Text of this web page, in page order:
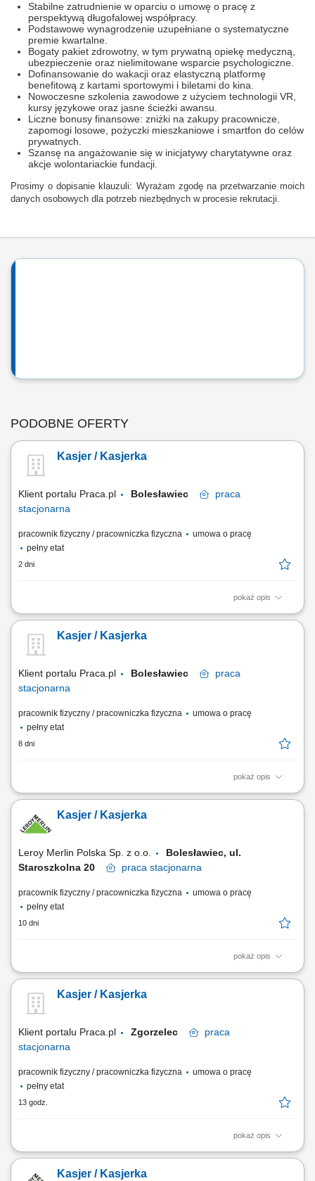
Stabilne zatrudnienie w oparciu o umowę o pracę z
perspektywą długofalowej współpracy.
Podstawowe wynagrodzenie uzupełniane o systematyczne
premie kwartalne.
Bogaty pakiet zdrowotny, w tym prywatną opiekę medyczną,
ubezpieczenie oraz nielimitowane wsparcie psychologiczne.
Dofinansowanie do wakacji oraz elastyczną platformę
benefitową z kartami sportowymi i biletami do kina.
Nowoczesne szkolenia zawodowe z użyciem technologii VR,
kursy językowe oraz jasne ścieżki awansu.
Liczne bonusy finansowe: zniżki na zakupy pracownicze,
zapomogi losowe, pożyczki mieszkaniowe i smartfon do celów
prywatnych.
Szansę na angażowanie się w inicjatywy charytatywne oraz
akcje wolontariackie fundacji.
Prosimy o dopisanie klauzuli: Wyrażam zgodę na przetwarzanie moich
danych osobowych dla potrzeb niezbędnych w procesie rekrutacji.
PODOBNE OFERTY
Kasjer / Kasjerka
Klient portalu Praca.pl Bolesławiec
praca
stacjonarna
pracownik fizyczny / pracowniczka fizyczna
umowa o pracę
pełny etat
2 dni
pokaż opis
Sprawna i uprzejma obsługa klientów podczas finalizacji zakupów.
Przygotowywanie dokumentów sprzedażowych i prowadzenie rozliczeń
kasowych. Informowanie klientów o dostępnych usługach oraz
Kasjer / Kasjerka
Klient portalu Praca.pl Bolesławiec
praca
stacjonarna
pracownik fizyczny / pracowniczka fizyczna
umowa o pracę
pełny etat
8 dni
pokaż opis
Profesjonalna obsługa klientów przy stanowisku kasowym. Realizacja
procedurami. Wystawianie dokumentów sprzedażowych oraz
prawidłowe rozliczanie kasy po zakończeniu zmiany. Udzielanie
Kasjer / Kasjerka
Leroy Merlin Polska Sp. z o.o.
Bolesławiec, ul.
Staroszkolna 20
praca stacjonarna
pracownik fizyczny / pracowniczka fizyczna
umowa o pracę
pełny etat
10 dni
pokaż opis
Jak wygląda proces rekrutacji? Wyślij aplikację i wypełnij ankietę (około
rekruterem. Spotkaj się z przyszłym przełożonym. Oczekuj informacji
zwrotnej - trzymamy kciuki! Jak wygląda organizacja pracy? Pracujemy
Kasjer / Kasjerka
Klient portalu Praca.pl Zgorzelec
praca
stacjonarna
pracownik fizyczny / pracowniczka fizyczna
umowa o pracę
pełny etat
13 godz.
pokaż opis
Profesjonalna obsługa klientów przy stanowisku kasowym. Realizacja
procedurami. Wystawianie dokumentów sprzedażowych oraz
Kasjer / Kasjerka